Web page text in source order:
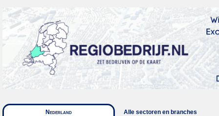
Nederland
Alle sectoren en branches